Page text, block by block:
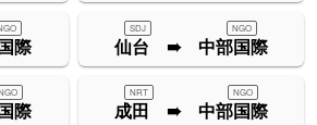
際 仙台 ➠ 中部国際
SDJ NGO
際 成田 ➠ 中部国際
NRT NGO